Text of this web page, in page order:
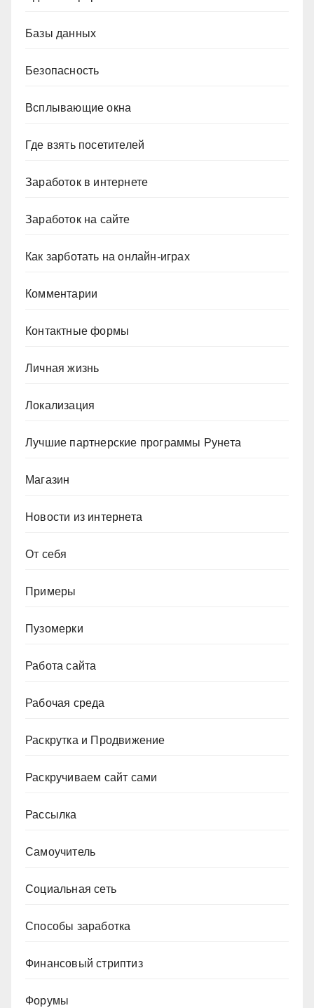
Базы данных
Безопасность
Всплывающие окна
Где взять посетителей
Заработок в интернете
Заработок на сайте
Как зарботать на онлайн-играх
Комментарии
Контактные формы
Личная жизнь
Локализация
Лучшие партнерские программы Рунета
Магазин
Новости из интернета
От себя
Примеры
Пузомерки
Работа сайта
Рабочая среда
Раскрутка и Продвижение
Раскручиваем сайт сами
Рассылка
Самоучитель
Социальная сеть
Способы заработка
Финансовый стриптиз
Форумы